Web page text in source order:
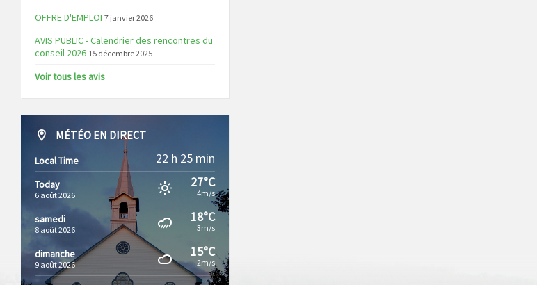
OFFRE D'EMPLOI 7 janvier 2026
AVIS PUBLIC - Calendrier des rencontres du
conseil 2026 15 décembre 2025
Voir tous les avis
MÉTÉO EN DIRECT
Local Time 22 h 25 min
Today
6 août 2026
27°C
4m/s
samedi
8 août 2026
18°C
3m/s
dimanche
9 août 2026
15°C
2m/s